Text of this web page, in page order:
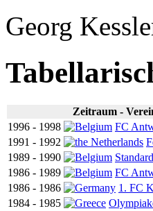
Georg
Zeitraum -
1996 - 1998
FC
1991 - 1992
1989 - 1990
1986 - 1989
FC
1986 - 1986
1. FC
1984 - 1985